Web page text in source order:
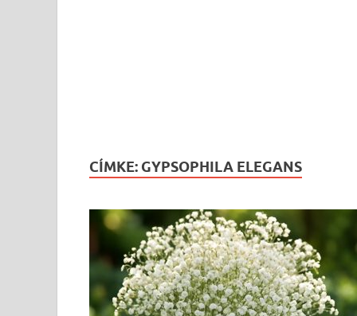
CÍMKE: GYPSOPHILA ELEGANS